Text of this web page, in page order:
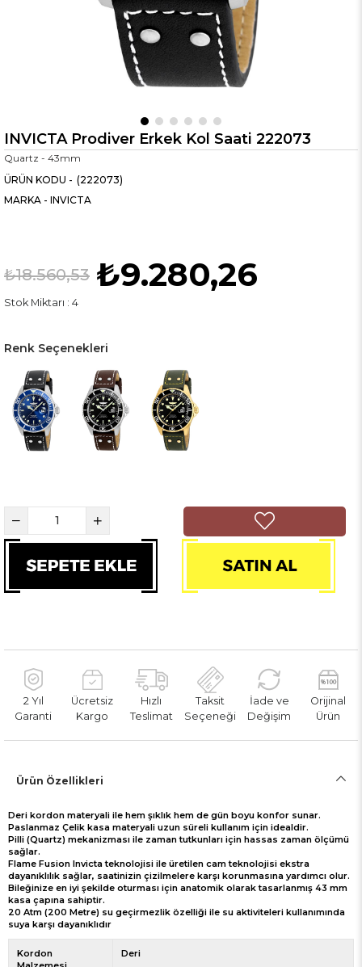
INVICTA Prodiver Erkek Kol Saati 222073
Quartz - 43mm
(222073)
MARKA - INVICTA
₺18.560,53 ₺9.280,26
Stok Miktarı : 4
Renk Seçenekleri
2 Yıl
Garanti
Ücretsiz
Kargo
Hızlı
Teslimat
Taksit
Seçeneği
İade ve
Değişim
Orijinal
Ürün
Ürün Özellikleri
Deri kordon materyali ile hem şıklık hem de gün boyu konfor sunar.
Paslanmaz Çelik kasa materyali uzun süreli kullanım için idealdir.
Pilli (Quartz) mekanizması ile zaman tutkunları için hassas zaman ölçümü
sağlar.
Flame Fusion Invicta teknolojisi ile üretilen cam teknolojisi ekstra
dayanıklılık sağlar, saatinizin çizilmelere karşı korunmasına yardımcı olur.
Bileğinize en iyi şekilde oturması için anatomik olarak tasarlanmış 43 mm
kasa çapına sahiptir.
20 Atm (200 Metre) su geçirmezlik özelliği ile su aktiviteleri kullanımında
suya karşı dayanıklıdır
Kordon
Deri